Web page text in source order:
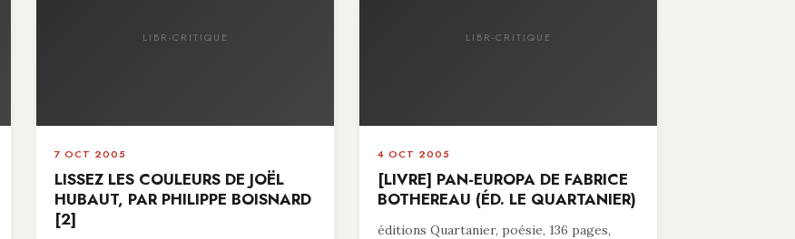
LIBR-CRITIQUE
7 OCT 2005
LISSEZ LES COULEURS DE JOËL
HUBAUT, PAR PHILIPPE BOISNARD
[2]
LIBR-CRITIQUE
4 OCT 2005
[LIVRE] PAN-EUROPA DE FABRICE
BOTHEREAU (ÉD. LE QUARTANIER)
éditions Quartanier, poésie, 136 pages,